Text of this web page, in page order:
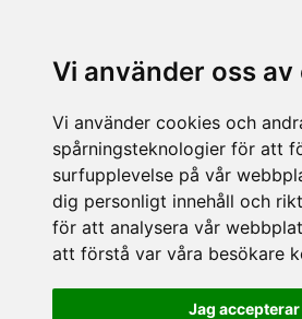
Vi använder oss
Vi använder cookies och
spårningsteknologier för att
surfupplevelse på vår
dig personligt innehåll och
för att analysera vår
att förstå var våra besökare
Jag accepterar